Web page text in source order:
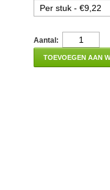
Aantal:
TOEVOEGEN AAN